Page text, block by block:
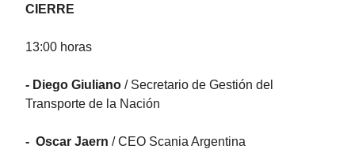
CIERRE
13:00 horas
- Diego Giuliano / Secretario de Gestión del
Transporte de la Nación
- Oscar Jaern / CEO Scania Argentina